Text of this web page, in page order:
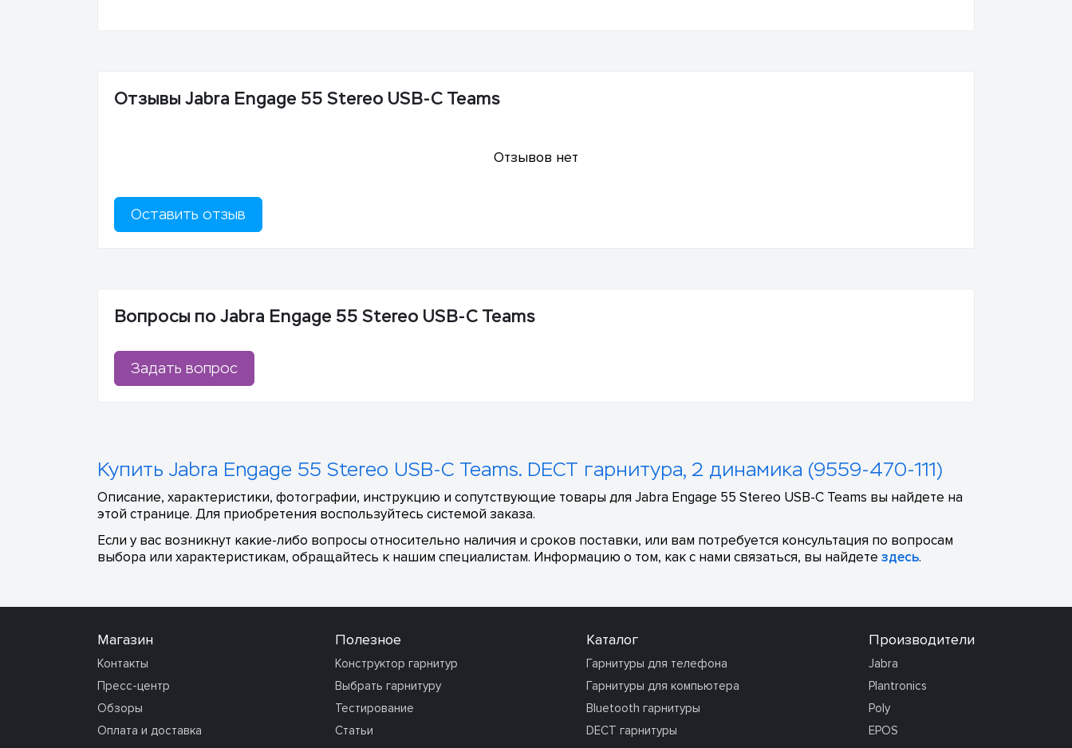
Отзывы Jabra Engage 55 Stereo USB-C Teams
Отзывов нет
Оставить отзыв
Вопросы по Jabra Engage 55 Stereo USB-C Teams
Задать вопрос
Купить Jabra Engage 55 Stereo USB-C Teams. DECT гарнитура, 2 динамика (9559-470-111)
Описание, характеристики, фотографии, инструкцию и сопутствующие товары для Jabra Engage 55 Stereo USB-C Teams вы найдете на
этой странице. Для приобретения воспользуйтесь системой заказа.
Если у вас возникнут какие-либо вопросы относительно наличия и сроков поставки, или вам потребуется консультация по вопросам
выбора или характеристикам, обращайтесь к нашим специалистам. Информацию о том, как с нами связаться, вы найдете здесь.
Магазин
Контакты
Пресс-центр
Обзоры
Оплата и доставка
Полезное
Конструктор гарнитур
Выбрать гарнитуру
Тестирование
Статьи
Каталог
Гарнитуры для телефона
Гарнитуры для компьютера
Bluetooth гарнитуры
DECT гарнитуры
Производители
Jabra
Plantronics
Poly
EPOS